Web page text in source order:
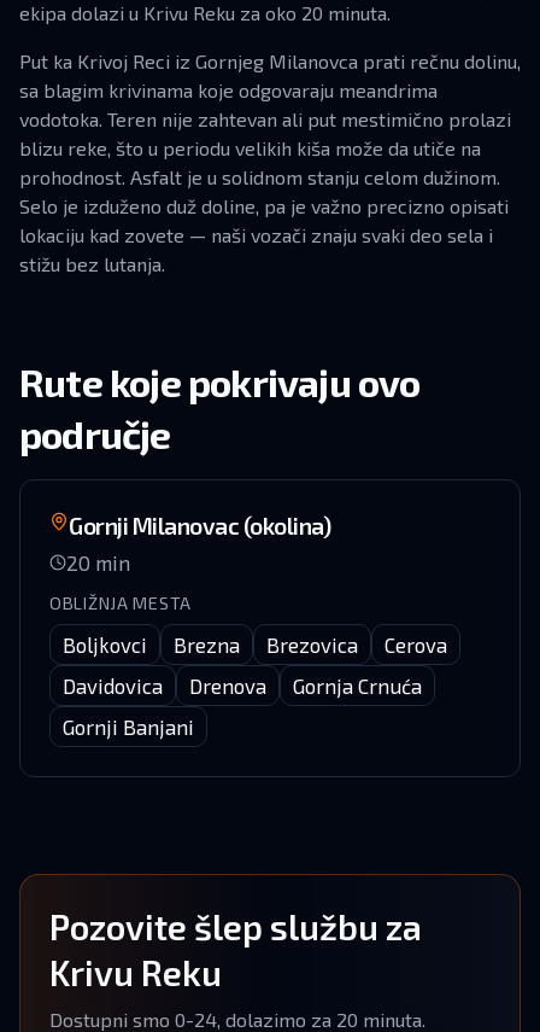
ekipa dolazi u Krivu Reku za oko 20 minuta.
Put ka Krivoj Reci iz Gornjeg Milanovca prati rečnu dolinu,
sa blagim krivinama koje odgovaraju meandrima
vodotoka. Teren nije zahtevan ali put mestimično prolazi
blizu reke, što u periodu velikih kiša može da utiče na
prohodnost. Asfalt je u solidnom stanju celom dužinom.
Selo je izduženo duž doline, pa je važno precizno opisati
lokaciju kad zovete — naši vozači znaju svaki deo sela i
stižu bez lutanja.
Rute koje pokrivaju ovo
područje
Gornji Milanovac (okolina)
20 min
OBLIŽNJA MESTA
Boljkovci Brezna Brezovica
Cerova
Davidovica
Drenova
Gornja Crnuća
Gornji Banjani
Pozovite šlep službu za
Krivu Reku
Dostupni smo 0-24, dolazimo za 20 minuta.